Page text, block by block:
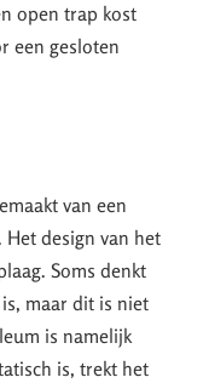
open trap kost
een gesloten
van een
design van het
Soms denkt
maar dit is niet
is namelijk
is, trekt het